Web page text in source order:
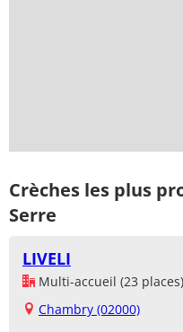
Crèches les plus
Serre
LIVELI
Multi-accueil (23 places)
Chambry (02000)